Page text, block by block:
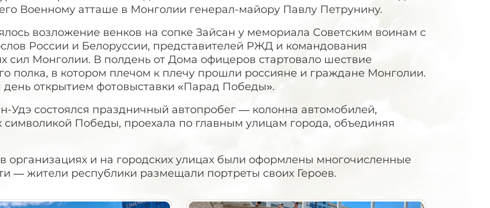
Военному атташе в Монголии генерал-майору Павлу Петрунину.
возложение венков на сопке Зайсан у мемориала Советским воинам с
России и Белоруссии, представителей РЖД и командования
сил Монголии. В полдень от Дома офицеров стартовало шествие
полка, в котором плечом к плечу прошли россияне и граждане Монголии.
открытием фотовыставки «Парад Победы».
Удэ состоялся праздничный автопробег — колонна автомобилей,
Победы, проехала по главным улицам города, объединяя
организациях и на городских улицах были оформлены многочисленные
— жители республики размещали портреты своих Героев.